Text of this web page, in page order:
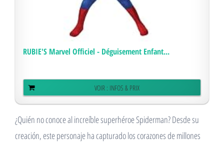
RUBIE'S Marvel Officiel - Déguisement Enfant...
VOIR : INFOS & PRIX
¿Quién no conoce al increíble superhéroe Spiderman? Desde su
creación, este personaje ha capturado los corazones de millones